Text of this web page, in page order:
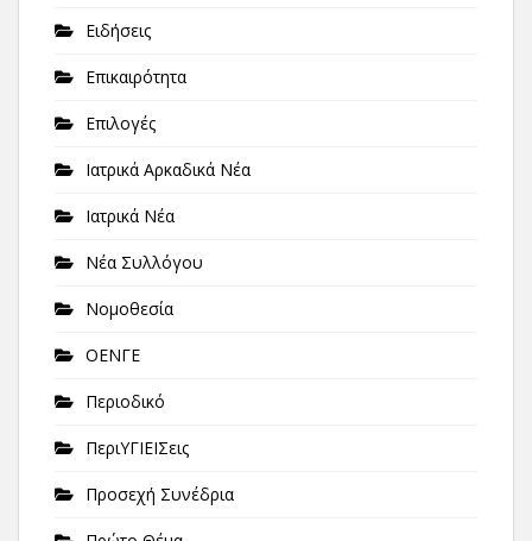
Ειδήσεις
Επικαιρότητα
Επιλογές
Ιατρικά Αρκαδικά Νέα
Ιατρικά Νέα
Νέα Συλλόγου
Νομοθεσία
ΟΕΝΓΕ
Περιοδικό
ΠεριΥΓΙΕΙΣεις
Προσεχή Συνέδρια